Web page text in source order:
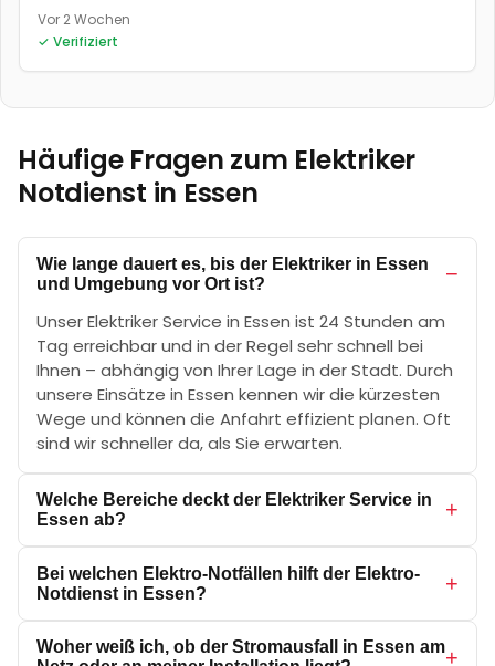
Vor 2 Wochen
✓ Verifiziert
Häufige Fragen zum Elektriker
Notdienst in Essen
Wie lange dauert es, bis der Elektriker in Essen
und Umgebung vor Ort ist?
−
Unser Elektriker Service in Essen ist 24 Stunden am
Tag erreichbar und in der Regel sehr schnell bei
Ihnen – abhängig von Ihrer Lage in der Stadt. Durch
unsere Einsätze in Essen kennen wir die kürzesten
Wege und können die Anfahrt effizient planen. Oft
sind wir schneller da, als Sie erwarten.
Welche Bereiche deckt der Elektriker Service in
Essen ab?
+
komplette Stadtgebiet von Essen. Darüber hinaus
sind wir auch im Umland aktiv, beispielsweise in
in Essen ist für uns zu abgelegen.
Bei welchen Elektro-Notfällen hilft der Elektro-
Notdienst in Essen?
+
elektrischen Notfällen: Stromausfall in Wohnung
Woher weiß ich, ob der Stromausfall in Essen am+